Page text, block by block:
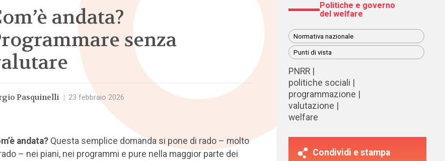
andata?
senza
Pasquinelli 23 febbraio 2026
andata?Questa semplice domanda si pone di rado – molto
– nei piani, nei programmi e pure nella maggior parte dei
Politiche e governo
del welfare
Normativa nazionale
Punti di vista
PNRR
politiche sociali
programmazione
valutazione
welfare
Condividi e stampa